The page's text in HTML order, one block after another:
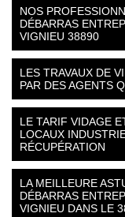
NOS
DÉBARRAS
VIGNIEU 38890
LES TRAVAUX DE
PAR DES AGENTS
LE TARIF VIDAGE
LOCAUX
RÉCUPÉRATION
LA MEILLEURE
DÉBARRAS
VIGNIEU DANS LE